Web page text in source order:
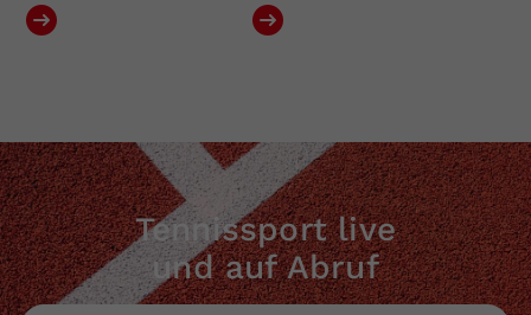
Tennissport live
und auf Abruf